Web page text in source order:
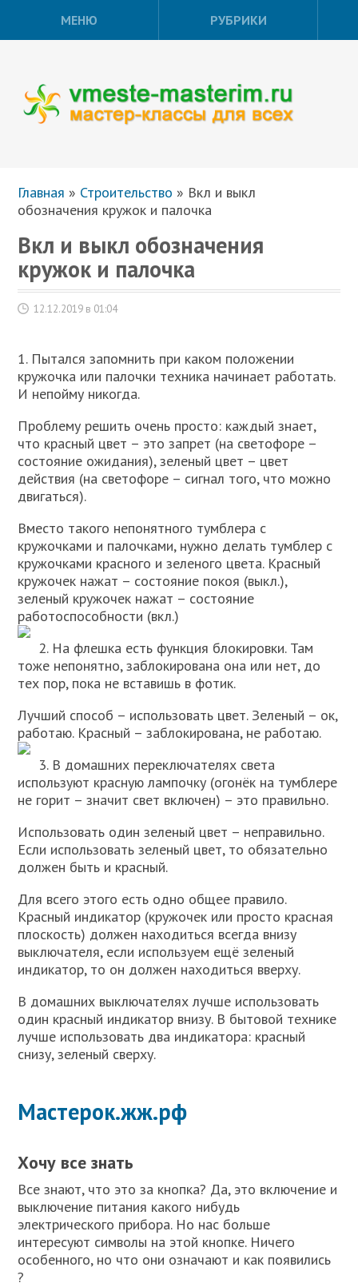
МЕНЮ РУБРИКИ
Главная » Строительство » Вкл и выкл
обозначения кружок и палочка
Вкл и выкл обозначения
кружок и палочка
12.12.2019 в 01:04
1. Пытался запомнить при каком положении
кружочка или палочки техника начинает работать.
И непойму никогда.
Проблему решить очень просто: каждый знает,
что красный цвет – это запрет (на светофоре –
состояние ожидания), зеленый цвет – цвет
действия (на светофоре – сигнал того, что можно
двигаться).
Вместо такого непонятного тумблера с
кружочками и палочками, нужно делать тумблер с
кружочками красного и зеленого цвета. Красный
кружочек нажат – состояние покоя (выкл.),
зеленый кружочек нажат – состояние
работоспособности (вкл.)
2. На флешка есть функция блокировки. Там
тоже непонятно, заблокирована она или нет, до
тех пор, пока не вставишь в фотик.
Лучший способ – использовать цвет. Зеленый – ок,
работаю. Красный – заблокирована, не работаю.
3. В домашних переключателях света
используют красную лампочку (огонёк на тумблере
не горит – значит свет включен) – это правильно.
Использовать один зеленый цвет – неправильно.
Если использовать зеленый цвет, то обязательно
должен быть и красный.
Для всего этого есть одно общее правило.
Красный индикатор (кружочек или просто красная
плоскость) должен находиться всегда внизу
выключателя, если используем ещё зеленый
индикатор, то он должен находиться вверху.
В домашних выключателях лучше использовать
один красный индикатор внизу. В бытовой технике
лучше использовать два индикатора: красный
снизу, зеленый сверху.
Мастерок.жж.рф
Хочу все знать
Все знают, что это за кнопка? Да, это включение и
выключение питания какого нибудь
электрического прибора. Но нас больше
интересуют символы на этой кнопке. Ничего
особенного, но что они означают и как появились
?